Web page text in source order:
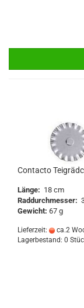
Contacto
Länge: 18 cm
Raddurchmesser:
Gewicht: 67 g
Lieferzeit: ca.2
Lagerbestand: 0